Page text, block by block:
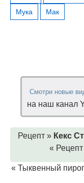
Мука
Мак
Смотри новые
на наш канал
Рецепт » Кекс
« Рецепт
« Тыквенный